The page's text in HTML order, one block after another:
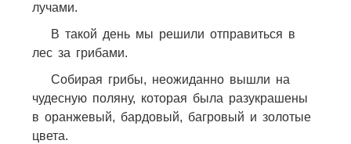
лучами.
В такой день мы решили отправиться в
лес за грибами.
Собирая грибы, неожиданно вышли на
чудесную поляну, которая была разукрашены
в оранжевый, бардовый, багровый и золотые
цвета.